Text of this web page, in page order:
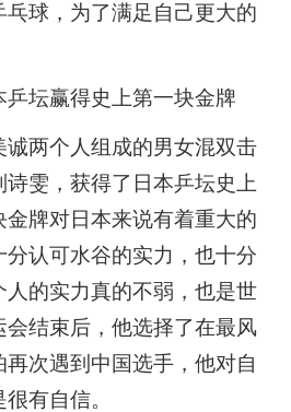
球，为了满足自己更大的
坛赢得史上第一块金牌
两个人组成的男女混双击
雯，获得了日本乒坛史上
牌对日本来说有着重大的
认可水谷的实力，也十分
的实力真的不弱，也是世
结束后，他选择了在最风
次遇到中国选手，他对自
有自信。